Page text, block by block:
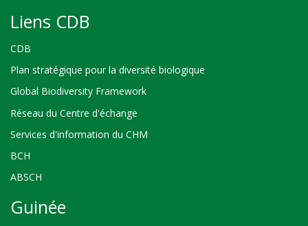
Liens CDB
CDB
Plan stratégique pour la diversité biologique
Global Biodiversity Framework
Réseau du Centre d'échange
Services d'information du CHM
BCH
ABSCH
Guinée